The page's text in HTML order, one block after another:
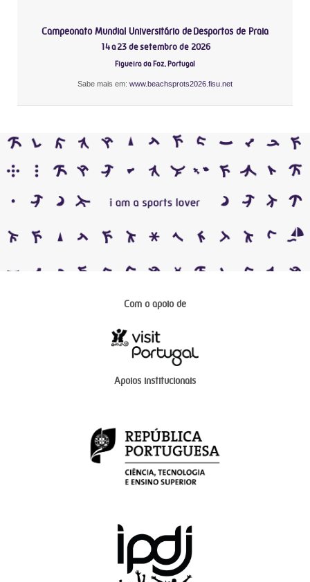
Campeonato Mundial Universitário de Desportos de Praia
14 a 23 de setembro de 2026
Figueira da Foz, Portugal
Sabe mais em: www.beachsprots2026.fisu.net
Com o apoio de
Apoios institucionais